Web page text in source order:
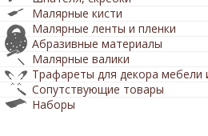
Малярные кисти
Малярные ленты и пленки
Абразивные материалы
Малярные валики
Трафареты для декора мебели
Сопутствующие товары
Наборы